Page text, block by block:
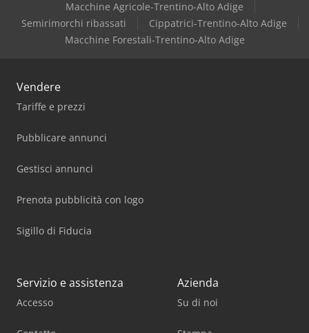
Macchine Agricole-Trentino-Alto Adige
Semirimorchi ribassati
Cippatrici-Trentino-Alto Adige
Macchine Forestali-Trentino-Alto Adige
Vendere
Tariffe e prezzi
Pubblicare annunci
Gestisci annunci
Prenota pubblicità con logo
Sigillo di Fiducia
Servizio e assistenza
Accesso
Azienda
Su di noi